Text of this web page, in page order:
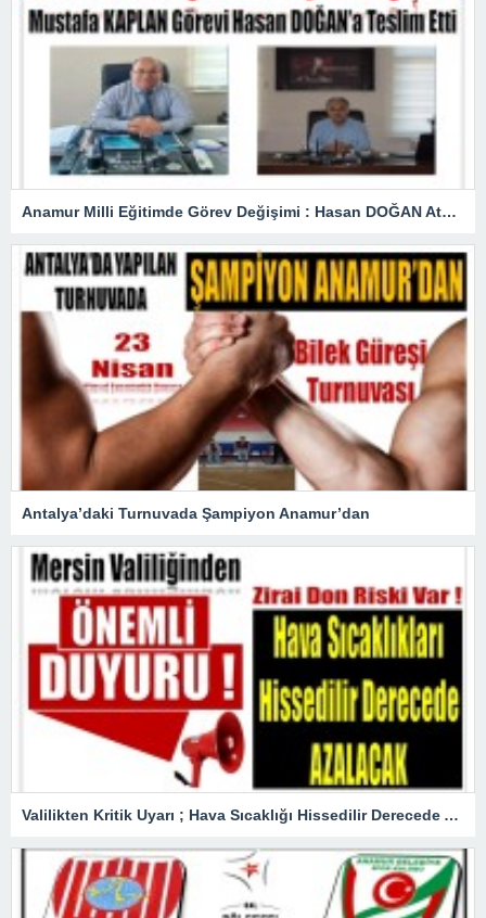
Anamur Milli Eğitimde Görev Değişimi : Hasan DOĞAN Atandı
Antalya’daki Turnuvada Şampiyon Anamur’dan
Valilikten Kritik Uyarı ; Hava Sıcaklığı Hissedilir Derecede Azalacak!